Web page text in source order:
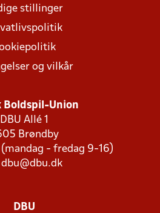
stillinger
og vilkår
Boldspil-Union
DBU Allé 1
Brøndby
(mandag - fredag 9-16)
dbu@dbu.dk
DBU